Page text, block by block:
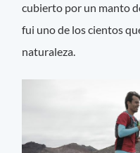
cubierto por un manto
fui uno de los cientos
naturaleza.